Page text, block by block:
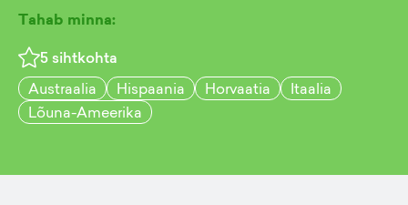
Tahab minna:
5 sihtkohta
Austraalia
Hispaania Horvaatia
Itaalia
Lõuna-Ameerika